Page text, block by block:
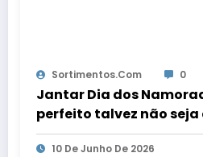
Sortimentos.com 0
Jantar Dia dos
perfeito talvez não seja
você imagina
10 De Junho De 2026